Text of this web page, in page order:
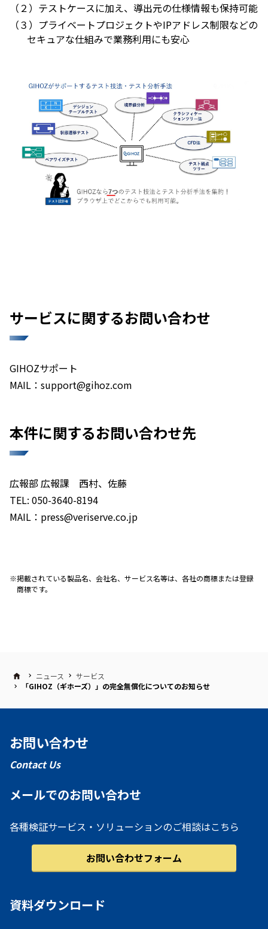
（２） テストケースに加え、導出元の仕様情報も保持可能
（３） プライベートプロジェクトやIPアドレス制限などの
セキュアな仕組みで業務利用にも安心
サービスに関するお問い合わせ
GIHOZサポート
MAIL：support@gihoz.com
本件に関するお問い合わせ先
広報部 広報課 西村、佐藤
TEL: 050-3640-8194
MAIL：press@veriserve.co.jp
掲載されている製品名、会社名、サービス名等は、各社の商標または登録
商標です。
ニュース
サービス
「GIHOZ（ギホーズ）」の完全無償化についてのお知らせ
お問い合わせ
Contact Us
メールでのお問い合わせ
各種検証サービス・ソリューションのご相談はこちら
お問い合わせフォーム
資料ダウンロード